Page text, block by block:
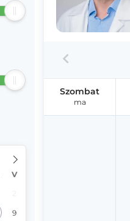
V
9
Szombat
ma